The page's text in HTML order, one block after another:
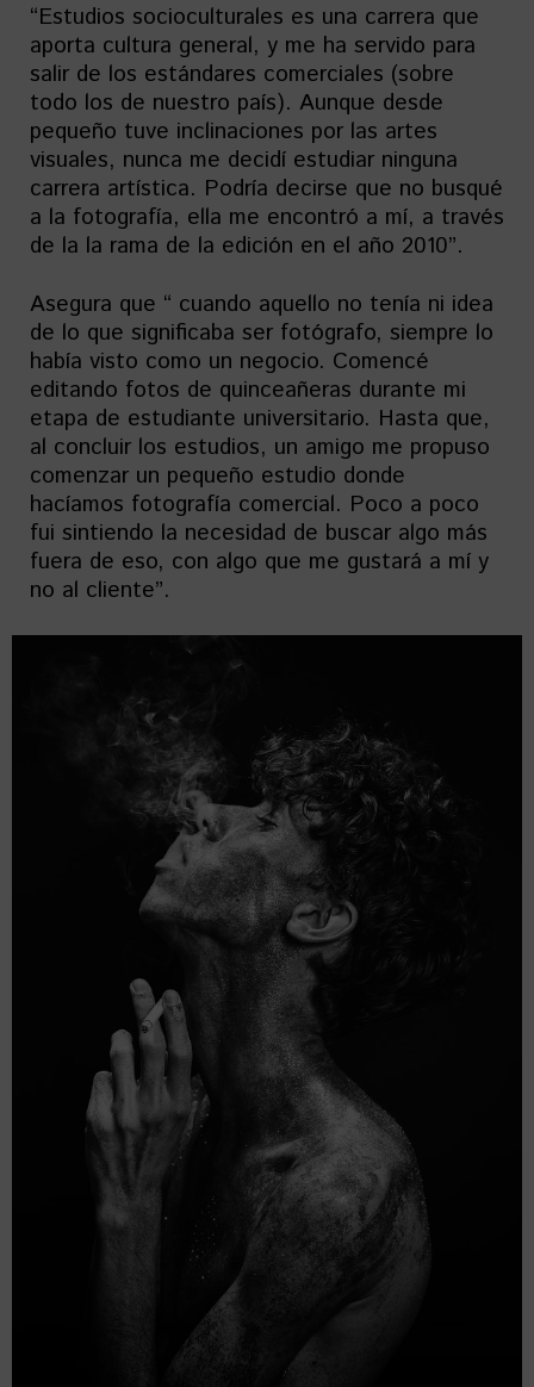
“Estudios socioculturales es una carrera que
aporta cultura general, y me ha servido para
salir de los estándares comerciales (sobre
todo los de nuestro país). Aunque desde
pequeño tuve inclinaciones por las artes
visuales, nunca me decidí estudiar ninguna
carrera artística. Podría decirse que no busqué
a la fotografía, ella me encontró a mí, a través
de la la rama de la edición en el año 2010”.
Asegura que “ cuando aquello no tenía ni idea
de lo que significaba ser fotógrafo, siempre lo
había visto como un negocio. Comencé
editando fotos de quinceañeras durante mi
etapa de estudiante universitario. Hasta que,
al concluir los estudios, un amigo me propuso
comenzar un pequeño estudio donde
hacíamos fotografía comercial. Poco a poco
fui sintiendo la necesidad de buscar algo más
fuera de eso, con algo que me gustará a mí y
no al cliente”.